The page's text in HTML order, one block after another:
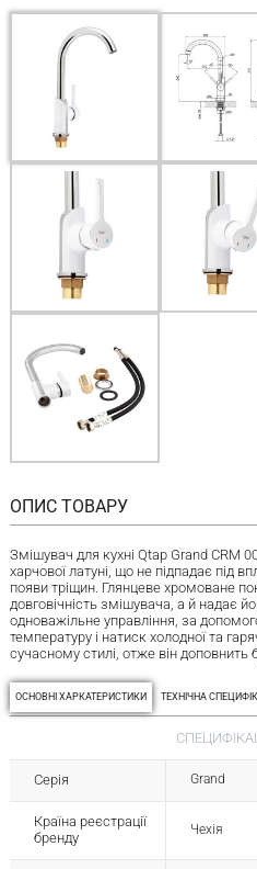
ОПИС ТОВАРУ
Змішувач для кухні Qtap Grand CRM
харчової латуні, що не підпадає під
появи тріщин. Глянцеве хромоване
довговічність змішувача, а й надає
одноважільне управління, за
температуру і натиск холодної та
сучасному стилі, отже він доповнить
ОСНОВНІ ХАРКАТЕРИСТИКИ ТЕХНІЧНА
Серія Grand
Країна реєстрації
бренду
Чехія